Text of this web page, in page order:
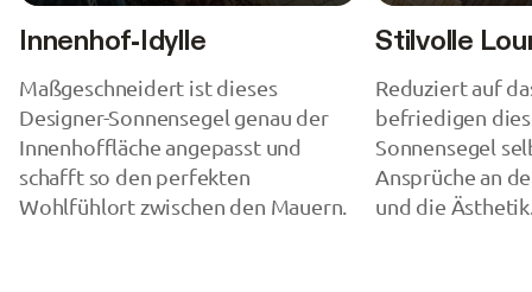
Innenhof-Idylle
Maßgeschneidert ist dieses
Designer-Sonnensegel genau der
Innenhoffläche angepasst und
schafft so den perfekten
Wohlfühlort zwischen den Mauern.
Stilvolle
Reduziert auf
befriedigen
Sonnensegel
Ansprüche an
und die